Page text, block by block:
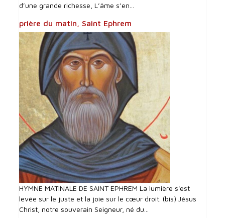
d’une grande richesse, L’âme s’en...
prière du matin, Saint Ephrem
HYMNE MATINALE DE SAINT EPHREM La lumière s'est
levée sur le juste et la joie sur le cœur droit. (bis) Jésus
Christ, notre souverain Seigneur, né du...